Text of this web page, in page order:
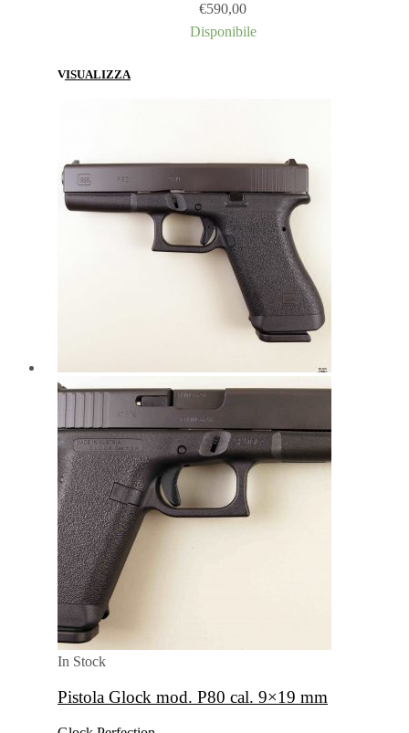
€590,00
Disponibile
VISUALIZZA
In Stock
Pistola Glock mod. P80 cal. 9×19 mm